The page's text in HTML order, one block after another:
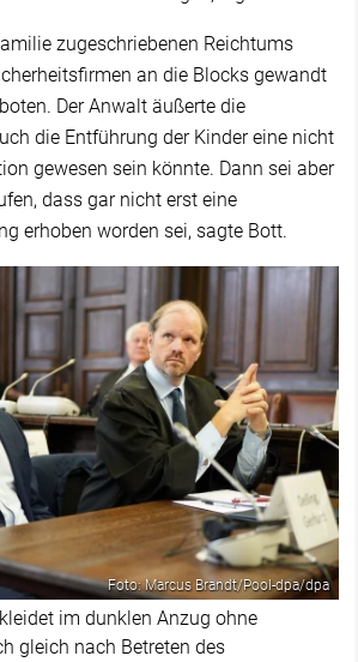
zugeschriebenen Reichtums
an die Blocks gewandt
Der Anwalt äußerte die
die Entführung der Kinder eine nicht
gewesen sein könnte. Dann sei aber
dass gar nicht erst eine
erhoben worden sei, sagte Bott.
Foto: Marcus Brandt/Pool-dpa/dpa
im dunklen Anzug ohne
gleich nach Betreten des